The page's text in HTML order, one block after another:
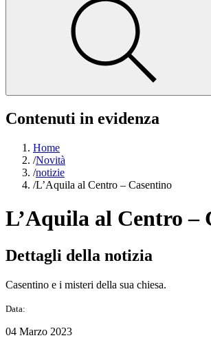
Contenuti in evidenza
Home
/Novità
/notizie
/L’Aquila al Centro – Casentino
L’Aquila al Centro –
Dettagli della notizia
Casentino e i misteri della sua chiesa.
Data:
04 Marzo 2023